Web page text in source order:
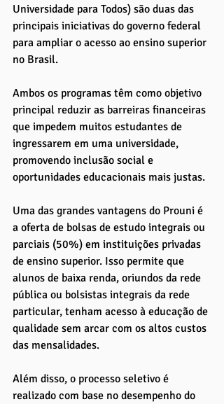
Universidade para Todos) são duas das
principais iniciativas do governo federal
para ampliar o acesso ao ensino superior
no Brasil.
Ambos os programas têm como objetivo
principal reduzir as barreiras financeiras
que impedem muitos estudantes de
ingressarem em uma universidade,
promovendo inclusão social e
oportunidades educacionais mais justas.
Uma das grandes vantagens do Prouni é
a oferta de bolsas de estudo integrais ou
parciais (50%) em instituições privadas
de ensino superior. Isso permite que
alunos de baixa renda, oriundos da rede
pública ou bolsistas integrais da rede
particular, tenham acesso à educação de
qualidade sem arcar com os altos custos
das mensalidades.
Além disso, o processo seletivo é
realizado com base no desempenho do